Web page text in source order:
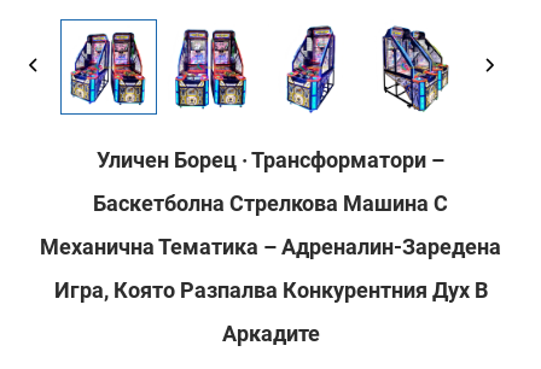
Уличен Борец · Трансформатори –
Баскетболна Стрелкова Машина С
Механична Тематика – Адреналин-Заредена
Игра, Която Разпалва Конкурентния Дух В
Аркадите